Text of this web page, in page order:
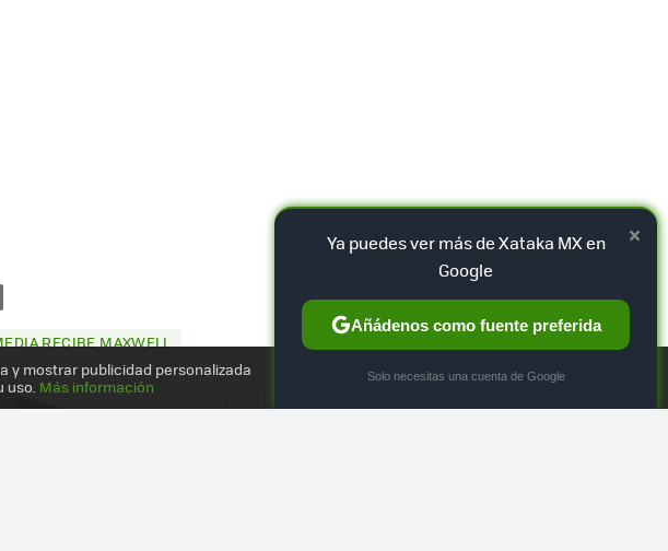
RECIBE MAXWELL
y mostrar publicidad personalizada
uso. Más información
×
Ya puedes ver más de Xataka MX en
Google
Añádenos como fuente preferida
Solo necesitas una cuenta de Google